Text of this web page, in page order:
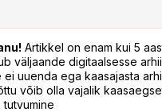
Artikkel on enam kui 5
väljaande digitaalsesse
ei uuenda ega kaasajasta
võib olla vajalik